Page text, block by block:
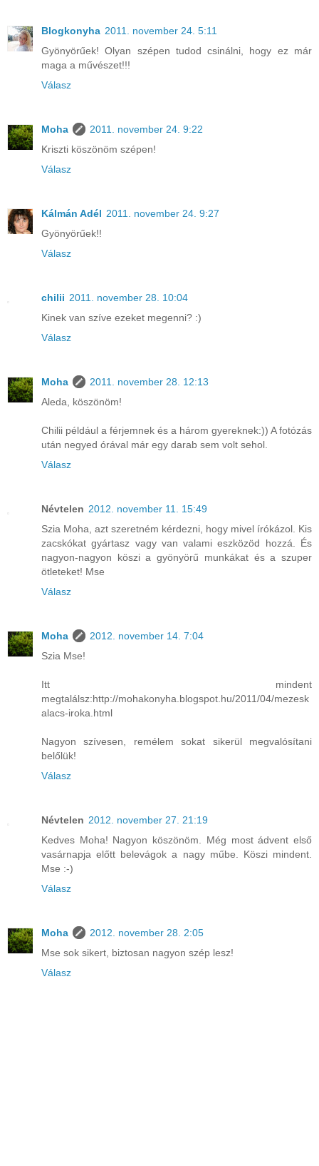
Blogkonyha 2011. november 24. 5:11
Gyönyörűek! Olyan szépen tudod csinálni, hogy ez már
maga a művészet!!!
Válasz
Moha
2011. november 24. 9:22
Kriszti köszönöm szépen!
Válasz
Kálmán Adél 2011. november 24. 9:27
Gyönyörűek!!
Válasz
chilii 2011. november 28. 10:04
Kinek van szíve ezeket megenni? :)
Válasz
Moha
2011. november 28. 12:13
Aleda, köszönöm!
Chilii például a férjemnek és a három gyereknek:)) A fotózás
után negyed órával már egy darab sem volt sehol.
Válasz
Névtelen 2012. november 11. 15:49
Szia Moha, azt szeretném kérdezni, hogy mivel írókázol. Kis
zacskókat gyártasz vagy van valami eszközöd hozzá. És
nagyon-nagyon köszi a gyönyörű munkákat és a szuper
ötleteket! Mse
Válasz
Moha
2012. november 14. 7:04
Szia Mse!
Itt mindent
megtalálsz:http://mohakonyha.blogspot.hu/2011/04/mezesk
alacs-iroka.html
Nagyon szívesen, remélem sokat sikerül megvalósítani
belőlük!
Válasz
Névtelen 2012. november 27. 21:19
Kedves Moha! Nagyon köszönöm. Még most ádvent első
vasárnapja előtt belevágok a nagy műbe. Köszi mindent.
Mse :-)
Válasz
Moha
2012. november 28. 2:05
Mse sok sikert, biztosan nagyon szép lesz!
Válasz